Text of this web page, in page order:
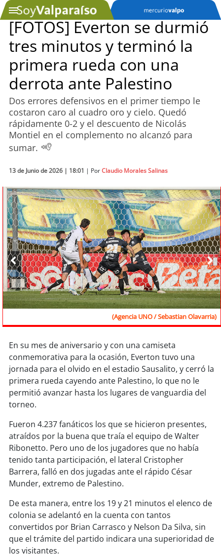
SOYTV
Podcast
Actualidad
Entretención
Economía
Tecnología
Sostenibilidad
soychile
soyarica
soyiquique
soycalama
soyantofagasta
soycopiapó
soyvalparaíso
soy quillota
soysanantonio
soychillán
soy talcahuano
soyconcepción
[FOTOS] Everton se durmió
tres minutos y terminó la
primera rueda con una
derrota ante Palestino
Dos errores defensivos en el primer tiempo le
costaron caro al cuadro oro y cielo. Quedó
rápidamente 0-2 y el descuento de Nicolás
Montiel en el complemento no alcanzó para
sumar.
13 de Junio de 2026 | 18:01 | PorClaudio Morales Salinas
(Agencia UNO / Sebastian Olavarria)
En su mes de aniversario y con una camiseta
conmemorativa para la ocasión, Everton tuvo una
jornada para el olvido en el estadio Sausalito, y cerró la
primera rueda cayendo ante Palestino, lo que no le
permitió avanzar hasta los lugares de vanguardia del
torneo.
Fueron 4.237 fanáticos los que se hicieron presentes,
atraídos por la buena que traía el equipo de Walter
Ribonetto. Pero uno de los jugadores que no había
tenido tanta participación, el lateral Cristopher
Barrera, falló en dos jugadas ante el rápido César
Munder, extremo de Palestino.
De esta manera, entre los 19 y 21 minutos el elenco de
colonia se adelantó en la cuenta con tantos
convertidos por Brian Carrasco y Nelson Da Silva, sin
que el trámite del partido indicara una superioridad de
los visitantes.